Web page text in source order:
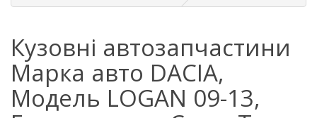
Кузовні автозапчастини
Марка авто DACIA,
Модель LOGAN 09-13,